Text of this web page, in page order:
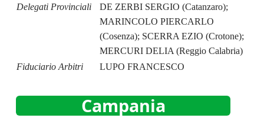
Delegati Provinciali
DE ZERBI SERGIO (Catanzaro);
MARINCOLO PIERCARLO
(Cosenza); SCERRA EZIO (Crotone);
MERCURI DELIA (Reggio Calabria)
Fiduciario Arbitri
LUPO FRANCESCO
Campania